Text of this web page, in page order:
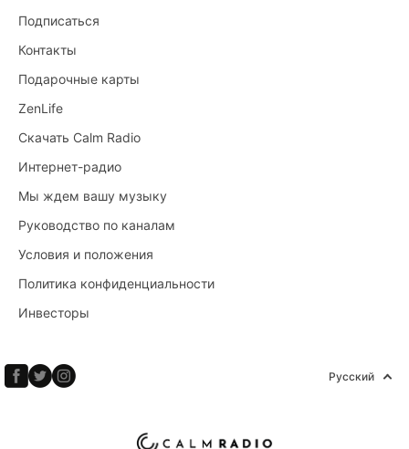
Подписаться
Контакты
Подарочные карты
ZenLife
Скачать Calm Radio
Интернет-радио
Мы ждем вашу музыку
Руководство по каналам
Условия и положения
Политика конфиденциальности
Инвесторы
Русский